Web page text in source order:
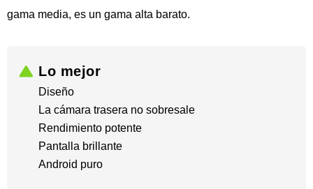
gama media, es un gama alta barato.
Lo mejor
Diseño
​La cámara trasera no sobresale
​Rendimiento potente
​Pantalla brillante
​Android puro